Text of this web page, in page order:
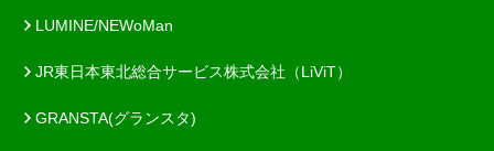
LUMINE/NEWoMan
JR東日本東北総合サービス株式会社（LiViT）
GRANSTA(グランスタ)